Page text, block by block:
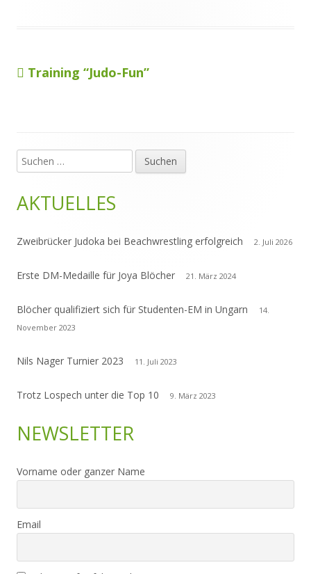
Beitragsnavigation
Vorheriger
Training “Judo-Fun”
Haupt-
Seitenleiste
Suchen
nach:
AKTUELLES
Zweibrücker Judoka bei Beachwrestling erfolgreich 2. Juli 2026
Erste DM-Medaille für Joya Blöcher 21. März 2024
Blöcher qualifiziert sich für Studenten-EM in Ungarn
14.
November 2023
Nils Nager Turnier 2023 11. Juli 2023
Trotz Lospech unter die Top 10 9. März 2023
NEWSLETTER
Vorname oder ganzer Name
Email